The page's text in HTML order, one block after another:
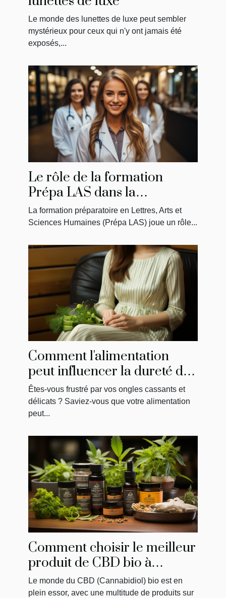
Le monde des lunettes de luxe peut sembler
mystérieux pour ceux qui n'y ont jamais été
exposés,...
Le rôle de la formation
Prépa LAS dans la
préparation des étudiants en
médecine
La formation préparatoire en Lettres, Arts et
Sciences Humaines (Prépa LAS) joue un rôle...
Comment l'alimentation
peut influencer la dureté de
vos ongles
Êtes-vous frustré par vos ongles cassants et
délicats ? Saviez-vous que votre alimentation
peut...
Comment choisir le meilleur
produit de CBD bio à
acheter
Le monde du CBD (Cannabidiol) bio est en
plein essor, avec une multitude de produits sur